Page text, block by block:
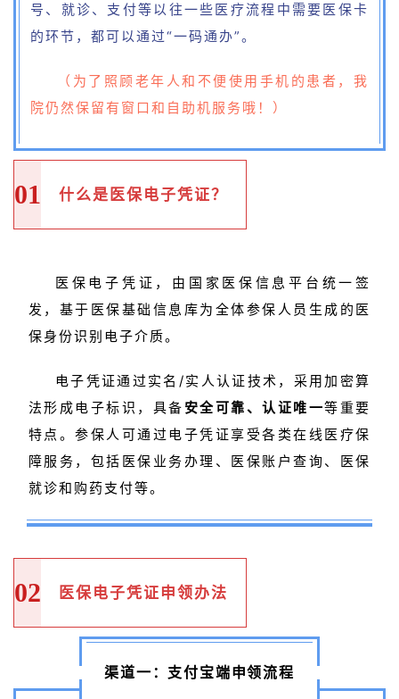
号、就诊、支付等以往一些医疗流程中需要医保卡
的环节，都可以通过“一码通办”。
（ 为了照顾老年人和不便使用手机的患者，我
院仍然保留有窗口和自助机服务哦！ ）
01 什么是医保电子凭证？
医保电子凭证，由国家医保信息平台统一签
发，基于医保基础信息库为全体参保人员生成的医
保身份识别电子介质。
电子凭证通过实名/实人认证技术，采用加密算
法形成电子标识，具备 安全可靠、认证唯一等重要
特点。参保人可通过电子凭证享受各类在线医疗保
障服务，包括医保业务办理、医保账户查询、医保
就诊和购药支付等。
02 医保电子凭证申领办法
渠道一：支付宝端申领流程